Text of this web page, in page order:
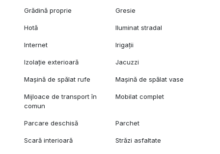
Grădină proprie Gresie
Hotă Iluminat stradal
Internet Irigații
Izolație exterioară Jacuzzi
Mașină de spălat rufe Mașină de spălat vase
Mijloace de transport în
comun
Mobilat complet
Parcare deschisă Parchet
Scară interioară Străzi asfaltate